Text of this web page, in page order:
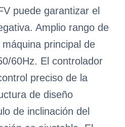
puede garantizar el
Amplio rango de
principal de
60Hz. El controlador
preciso de la
de diseño
de inclinación del